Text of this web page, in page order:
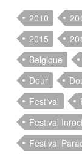
2010
2015
Belgique
Dour
Festival
Festival
Festival